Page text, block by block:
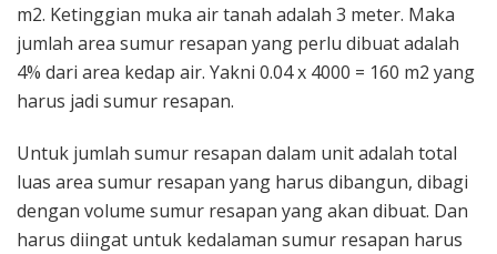
m2. Ketinggian muka air tanah adalah 3 meter. Maka
jumlah area sumur resapan yang perlu dibuat adalah
4% dari area kedap air. Yakni 0.04 x 4000 = 160 m2 yang
harus jadi sumur resapan.
Untuk jumlah sumur resapan dalam unit adalah total
luas area sumur resapan yang harus dibangun, dibagi
dengan volume sumur resapan yang akan dibuat. Dan
harus diingat untuk kedalaman sumur resapan harus